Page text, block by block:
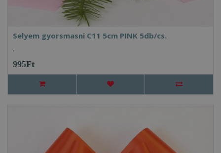
Selyem gyorsmasni C11 5cm PINK 5db/cs.
..
995Ft